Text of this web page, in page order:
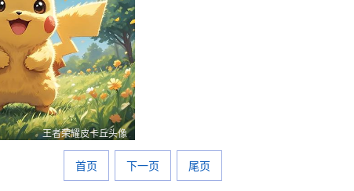
王者荣耀皮卡丘头像
001
王者荣耀皮卡丘头像
001
首页 下一页 尾页